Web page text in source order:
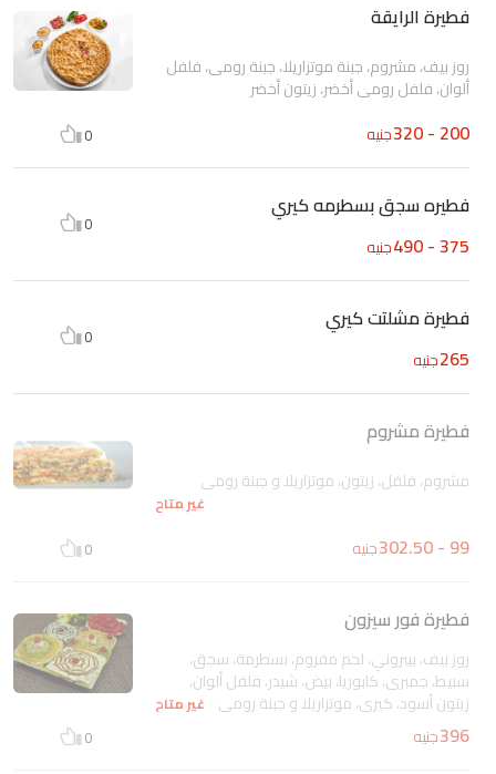
فطيرة الرايقة
روز بيف، مشروم، جبنة موتزاريلا، جبنة رومى، فلفل
ألوان، فلفل رومى أخضر، زيتون أخضر
200 - 320 جنيه 0
فطيره سجق بسطرمه كيري
375 - 490
جنيه
0
فطيرة مشلتت كيري
265جنيه
0
فطيرة مشروم
مشروم، فلفل، زيتون، موتزاريلا و جبنة رومى
غير متاح
99 - 302.50 جنيه 0
فطيرة فور سيزون
روز بيف، بيبروني، لحم مفروم، بسطرمة، سجق،
سبيط، جمبرى، كابوريا، بيض، شيدر، فلفل ألوان،
زيتون أسود، كيرى، موتزاريلا و جبنة رومى غير متاح
396جنيه 0